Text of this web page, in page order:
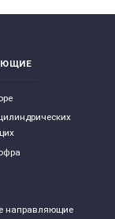
направляющие